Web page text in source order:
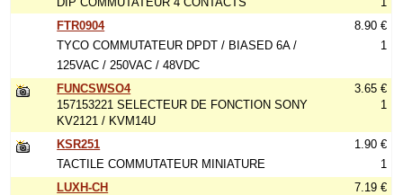
FTR0904
TYCO COMMUTATEUR DPDT / BIASED 6A /
125VAC / 250VAC / 48VDC
8.90 €
1
FUNCSWSO4
157153221 SELECTEUR DE FONCTION SONY
KV2121 / KVM14U
3.65 €
1
KSR251
TACTILE COMMUTATEUR MINIATURE
1.90 €
1
LUXH-CH
7.19 €